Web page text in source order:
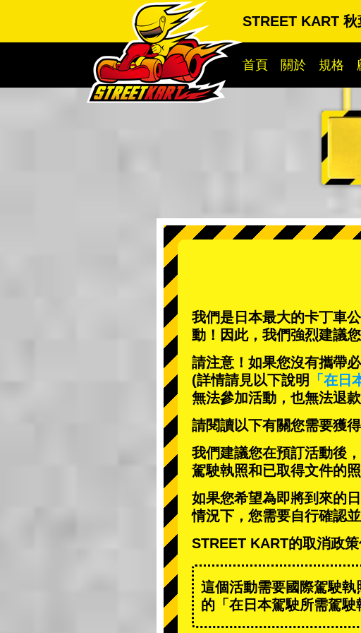
STREET KART
首頁 關於 規格
我們是日本最大的卡丁車
動 ！因此，我們強烈建議您
請注意！如果您沒有攜帶
(詳情請見以下說明
「在日
無法參加活動，也無法退款
請閱讀以下有關您需要獲
我們建議您在預訂活動後
駕駛執照和已取得文件的
如果您希望為即將到來的
情況下，您需要自行確認並
STREET KART的取消政
這個活動需要國際駕駛
的「在日本駕駛所需駕駛